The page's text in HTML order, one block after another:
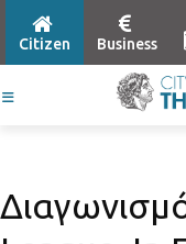
Citizen Business